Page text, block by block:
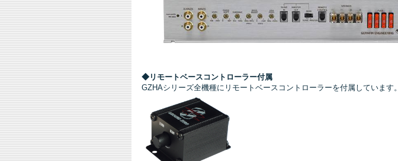
◆リモートベースコントローラー付属
GZHAシリーズ全機種にリモートベースコントローラーを付属しています。